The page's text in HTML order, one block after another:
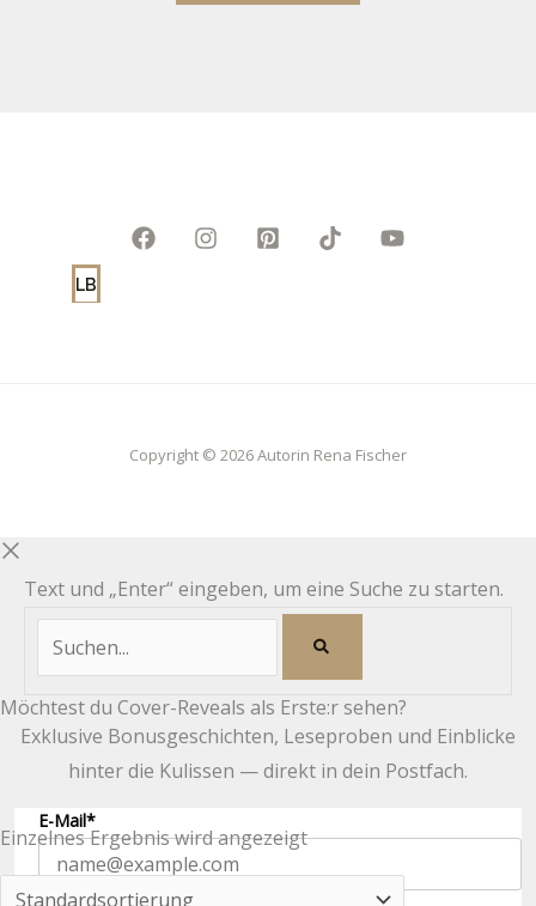
Einzelnes Ergebnis wird angezeigt
LB
Copyright © 2026 Autorin Rena Fischer
Text und „Enter“ eingeben, um eine Suche zu starten.
Möchtest du Cover-Reveals als Erste:r sehen?
Exklusive Bonusgeschichten, Leseproben und Einblicke
hinter die Kulissen — direkt in dein Postfach.
E-Mail*